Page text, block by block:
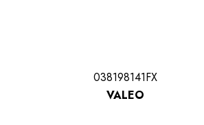
038198141FX
VALEO